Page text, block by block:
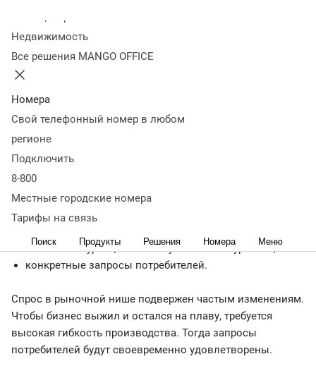
Недвижимость
Все решения MANGO OFFICE
Номера
Свой телефонный номер в любом
регионе
Подключить
8-800
Местные городские номера
Тарифы на связь
Поиск Продукты Решения Номера Меню
выбору ниши
Что такое рыночная ниша
Рыночная ниша — небольшая часть рынка с высоким
спросом на продукцию и низкой конкуренцией. Если
правильно определиться со специализацией, то у
компании будет рыночное преимущество,
гарантирующее успех.
Особенности рыночной ниши:
слабая конкуренция или отсутствие конкурентов;
конкретные запросы потребителей.
Спрос в рыночной нише подвержен частым изменениям.
Чтобы бизнес выжил и остался на плаву, требуется
высокая гибкость производства. Тогда запросы
потребителей будут своевременно удовлетворены.